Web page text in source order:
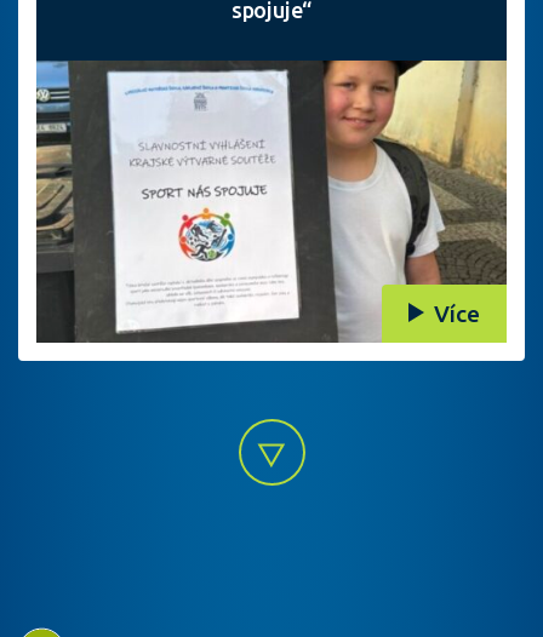
spojuje“
Více